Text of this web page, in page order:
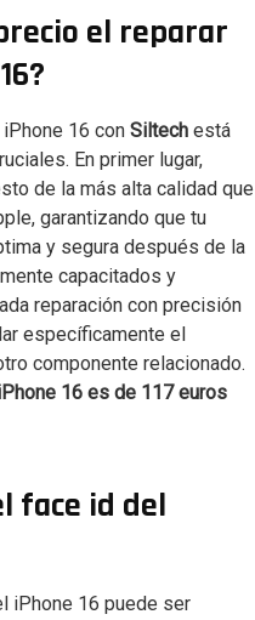
el reparar
16 con Siltech está
En primer lugar,
de la más alta calidad que
garantizando que tu
y segura después de la
capacitados y
reparación con precisión
específicamente el
componente relacionado.
16 es de 117 euros
face id del
iPhone 16 puede ser